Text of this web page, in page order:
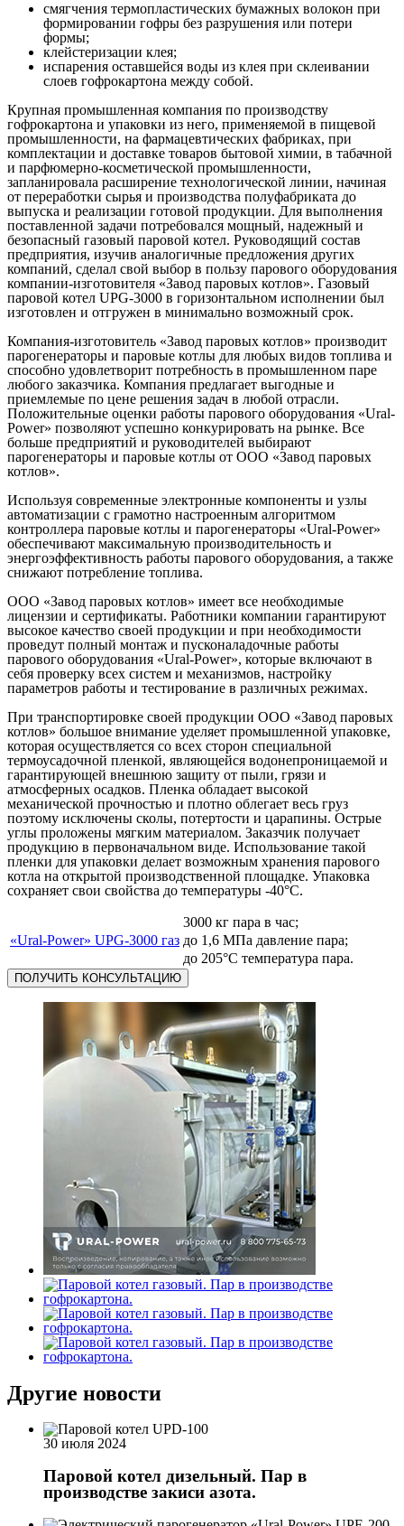
смягчения термопластических бумажных волокон при
формировании гофры без разрушения или потери
формы;
клейстеризации клея;
испарения оставшейся воды из клея при склеивании
слоев гофрокартона между собой.
Крупная промышленная компания по производству
гофрокартона и упаковки из него, применяемой в пищевой
промышленности, на фармацевтических фабриках, при
комплектации и доставке товаров бытовой химии, в табачной
и парфюмерно-косметической промышленности,
запланировала расширение технологической линии, начиная
от переработки сырья и производства полуфабриката до
выпуска и реализации готовой продукции. Для выполнения
поставленной задачи потребовался мощный, надежный и
безопасный газовый паровой котел. Руководящий состав
предприятия, изучив аналогичные предложения других
компаний, сделал свой выбор в пользу парового оборудования
компании-изготовителя «Завод паровых котлов». Газовый
паровой котел UPG-3000 в горизонтальном исполнении был
изготовлен и отгружен в минимально возможный срок.
Компания-изготовитель «Завод паровых котлов» производит
парогенераторы и паровые котлы для любых видов топлива и
способно удовлетворит потребность в промышленном паре
любого заказчика. Компания предлагает выгодные и
приемлемые по цене решения задач в любой отрасли.
Положительные оценки работы парового оборудования «Ural-
Power» позволяют успешно конкурировать на рынке. Все
больше предприятий и руководителей выбирают
парогенераторы и паровые котлы от ООО «Завод паровых
котлов».
Используя современные электронные компоненты и узлы
автоматизации с грамотно настроенным алгоритмом
контроллера паровые котлы и парогенераторы «Ural-Power»
обеспечивают максимальную производительность и
энергоэффективность работы парового оборудования, а также
снижают потребление топлива.
ООО «Завод паровых котлов» имеет все необходимые
лицензии и сертификаты. Работники компании гарантируют
высокое качество своей продукции и при необходимости
проведут полный монтаж и пусконаладочные работы
парового оборудования «Ural-Power», которые включают в
себя проверку всех систем и механизмов, настройку
параметров работы и тестирование в различных режимах.
При транспортировке своей продукции ООО «Завод паровых
котлов» большое внимание уделяет промышленной упаковке,
которая осуществляется со всех сторон специальной
термоусадочной пленкой, являющейся водонепроницаемой и
гарантирующей внешнюю защиту от пыли, грязи и
атмосферных осадков. Пленка обладает высокой
механической прочностью и плотно облегает весь груз
поэтому исключены сколы, потертости и царапины. Острые
углы проложены мягким материалом. Заказчик получает
продукцию в первоначальном виде. Использование такой
пленки для упаковки делает возможным хранения парового
котла на открытой производственной площадке. Упаковка
сохраняет свои свойства до температуры -40°С.
«Ural-Power» UPG-3000 газ
3000 кг пара в час;
до 1,6 МПа давление пара;
до 205°С температура пара.
ПОЛУЧИТЬ КОНСУЛЬТАЦИЮ
Другие новости
30 июля 2024
Паровой котел дизельный. Пар в
производстве закиси азота.